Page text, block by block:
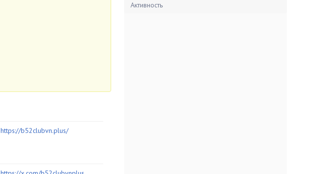
https://b52clubvn.plus/
Активность